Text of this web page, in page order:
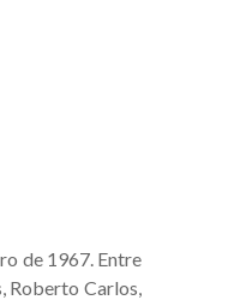
de 1967. Entre
Roberto Carlos,